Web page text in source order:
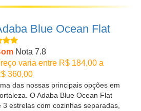
Blue Ocean Flat
Nota 7.8
varia entre R$ 184,00 a
360,00
das nossas principais opções em
O Adaba Blue Ocean Flat
estrelas com cozinhas separadas,